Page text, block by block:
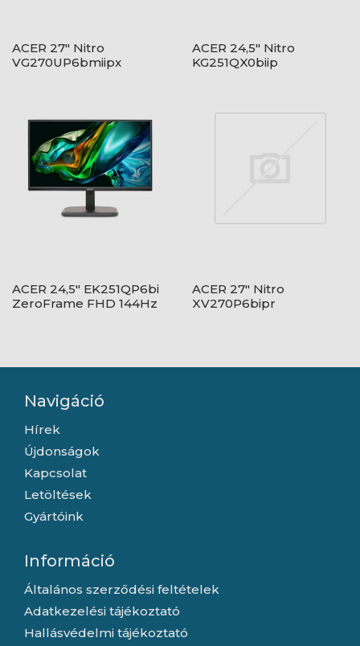
ACER 27" Nitro
VG270UP6bmiipx
ACER 24,5" Nitro
KG251QX0biip
ACER 24,5" EK251QP6bi
ZeroFrame FHD 144Hz
ACER 27" Nitro
XV270P6bipr
Navigáció
Hírek
Újdonságok
Kapcsolat
Letöltések
Gyártóink
Információ
Általános szerződési feltételek
Adatkezelési tájékoztató
Hallásvédelmi tájékoztató